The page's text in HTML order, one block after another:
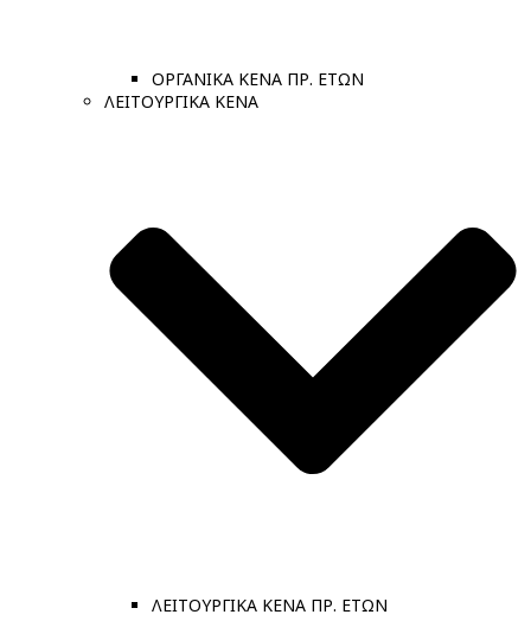
ΟΡΓΑΝΙΚΑ ΚΕΝΑ ΠΡ. ΕΤΩΝ
ΛΕΙΤΟΥΡΓΙΚΑ ΚΕΝΑ
ΛΕΙΤΟΥΡΓΙΚΑ ΚΕΝΑ ΠΡ. ΕΤΩΝ